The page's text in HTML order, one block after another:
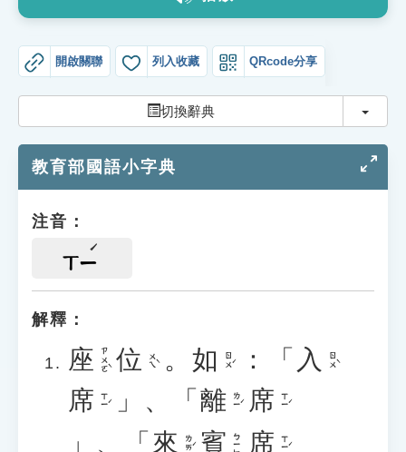
教學應用
開啟關聯 列入收藏 QRcode分享
切換辭典 切換
教育部國語小字典
注音：
ㄒㄧ
解釋：
座 ㄗㄨㄛˋ 位 ㄨㄟˋ 。 如 ㄖㄨˊ ：「 入 ㄖㄨˋ
席 ㄒㄧˊ 」、「 離 ㄌㄧˊ 席 ㄒㄧˊ
」、「 來 ㄌㄞˊ 賓 ㄅㄧㄣ 席 ㄒㄧˊ